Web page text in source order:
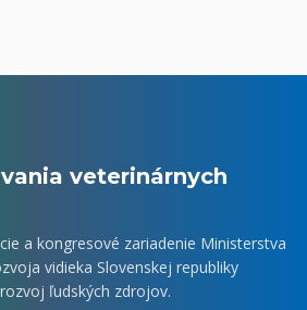
veterinárnych
a kongresové zariadenie Ministerstva
vidieka Slovenskej republiky
ľudských zdrojov.